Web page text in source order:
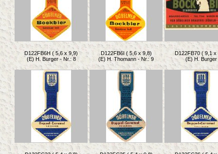
D122FB6H ( 5,6 x 9,9)
(E) H. Burger - Nr.: 8
D122FB6I ( 5,6 x 9,8)
(E) H. Thomann - Nr.: 9
D122FB70 ( 9,1 x
(E) H. Burger